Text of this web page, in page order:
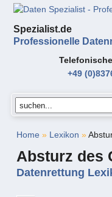
Spezialist.de
Professionelle
+49
Home » Lexikon »
Absturz des
Datenrettung